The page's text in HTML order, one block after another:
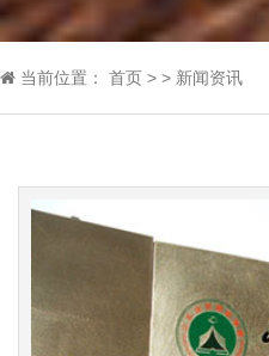
当前位置： 首页 > > 新闻资讯